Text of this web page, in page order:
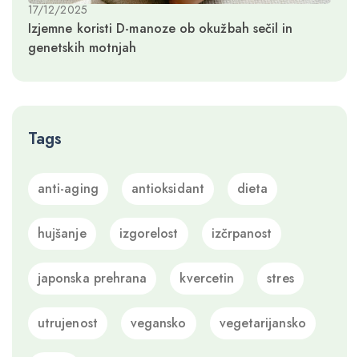
17/12/2025
Izjemne koristi D-manoze ob okužbah sečil in
genetskih motnjah
Tags
anti-aging antioksidant dieta
hujšanje izgorelost izčrpanost
japonska prehrana kvercetin stres
utrujenost vegansko vegetarijansko